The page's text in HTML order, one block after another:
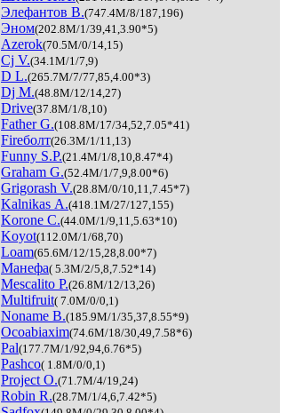
Элефантов В.(747.4M/8/187,196)
Эном(202.8M/1/39,41,3.90*5)
Azerok(70.5M/0/14,15)
Cj V.(34.1M/1/7,9)
D L.(265.7M/7/77,85,4.00*3)
Dj M.(48.8M/12/14,27)
Drive(37.8M/1/8,10)
Father G.(108.8M/17/34,52,7.05*41)
Fireболт(26.3M/1/11,13)
Funny S.P.(21.4M/1/8,10,8.47*4)
Graham G.(52.4M/1/7,9,8.00*6)
Grigorash V.(28.8M/0/10,11,7.45*7)
Kalnikas A.(418.1M/27/127,155)
Korone С.(44.0M/1/9,11,5.63*10)
Koyot(112.0M/1/68,70)
Loam(65.6M/12/15,28,8.00*7)
Maнефа( 5.3M/2/5,8,7.52*14)
Mescalito P.(26.8M/12/13,26)
Multifruit( 7.0M/0/0,1)
Noname B.(185.9M/1/35,37,8.55*9)
Ocoabiaxim(74.6M/18/30,49,7.58*6)
Pal(177.7M/1/92,94,6.76*5)
Pashco( 1.8M/0/0,1)
Project O.(71.7M/4/19,24)
Robin R.(28.7M/1/4,6,7.42*5)